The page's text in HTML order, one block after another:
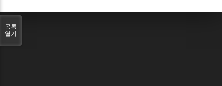
목록
열기